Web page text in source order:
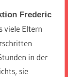
Frederic
viele Eltern
in der
sie